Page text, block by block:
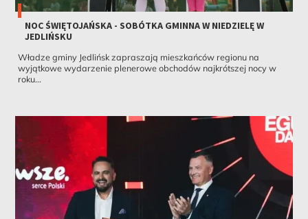
NOC ŚWIĘTOJAŃSKA - SOBÓTKA GMINNA W NIEDZIELĘ W
JEDLIŃSKU
Władze gminy Jedlińsk zapraszają mieszkańców regionu na
wyjątkowe wydarzenie plenerowe obchodów najkrótszej nocy w
roku...